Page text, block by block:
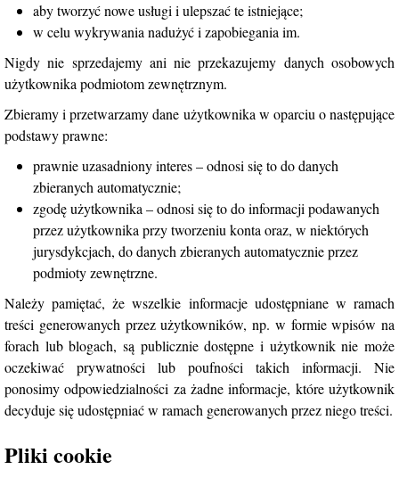
aby tworzyć nowe usługi i ulepszać te istniejące;
w celu wykrywania nadużyć i zapobiegania im.
Nigdy nie sprzedajemy ani nie przekazujemy danych osobowych
użytkownika podmiotom zewnętrznym.
Zbieramy i przetwarzamy dane użytkownika w oparciu o następujące
podstawy prawne:
prawnie uzasadniony interes – odnosi się to do danych
zbieranych automatycznie;
zgodę użytkownika – odnosi się to do informacji podawanych
przez użytkownika przy tworzeniu konta oraz, w niektórych
jurysdykcjach, do danych zbieranych automatycznie przez
podmioty zewnętrzne.
Należy pamiętać, że wszelkie informacje udostępniane w ramach
treści generowanych przez użytkowników, np. w formie wpisów na
forach lub blogach, są publicznie dostępne i użytkownik nie może
oczekiwać prywatności lub poufności takich informacji. Nie
ponosimy odpowiedzialności za żadne informacje, które użytkownik
decyduje się udostępniać w ramach generowanych przez niego treści.
Pliki cookie